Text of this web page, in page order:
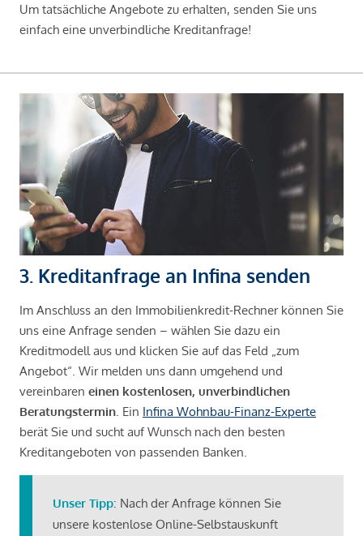
Um tatsächliche Angebote zu erhalten, senden Sie uns
einfach eine unverbindliche Kreditanfrage!
3. Kreditanfrage an Infina senden
Im Anschluss an den Immobilienkredit-Rechner können Sie
uns eine Anfrage senden – wählen Sie dazu ein
Kreditmodell aus und klicken Sie auf das Feld „zum
Angebot“. Wir melden uns dann umgehend und
vereinbaren einen kostenlosen, unverbindlichen
Beratungstermin . Ein Infina Wohnbau-Finanz-Experte
berät Sie und sucht auf Wunsch nach den besten
Kreditangeboten von passenden Banken.
Unser Tipp: Nach der Anfrage können Sie
unsere kostenlose Online-Selbstauskunft